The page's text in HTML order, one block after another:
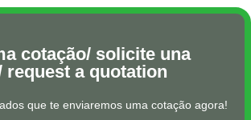
cotação/ solicite una
request a quotation
que te enviaremos uma cotação agora!